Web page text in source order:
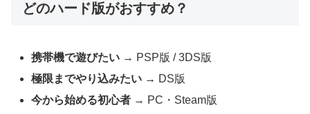
どのハード版がおすすめ？
携帯機で遊びたい → PSP版 / 3DS版
極限までやり込みたい → DS版
今から始める初心者 → PC・Steam版